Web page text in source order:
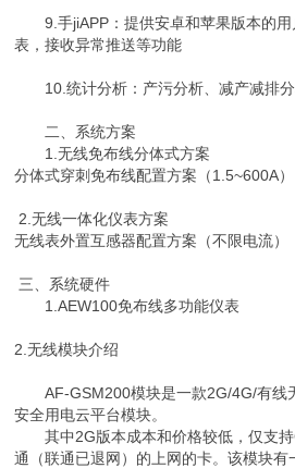
9.手jiAPP：提供安卓和苹果版本的用
表，接收异常推送等功能
10.统计分析：产污分析、减产减排分
二、系统方案
1.无线免布线分体式方案
分体式穿刺免布线配置方案（1.5~600A）
2.无线一体化仪表方案
无线表外置互感器配置方案（不限电流）
三、系统硬件
1.AEW100免布线多功能仪表
2.无线模块介绍
AF-GSM200模块是一款2G/4G/有线
安全用电云平台模块。
其中2G版本成本和价格较低，仅支持
通（联通已退网）的上网的卡。该模块有